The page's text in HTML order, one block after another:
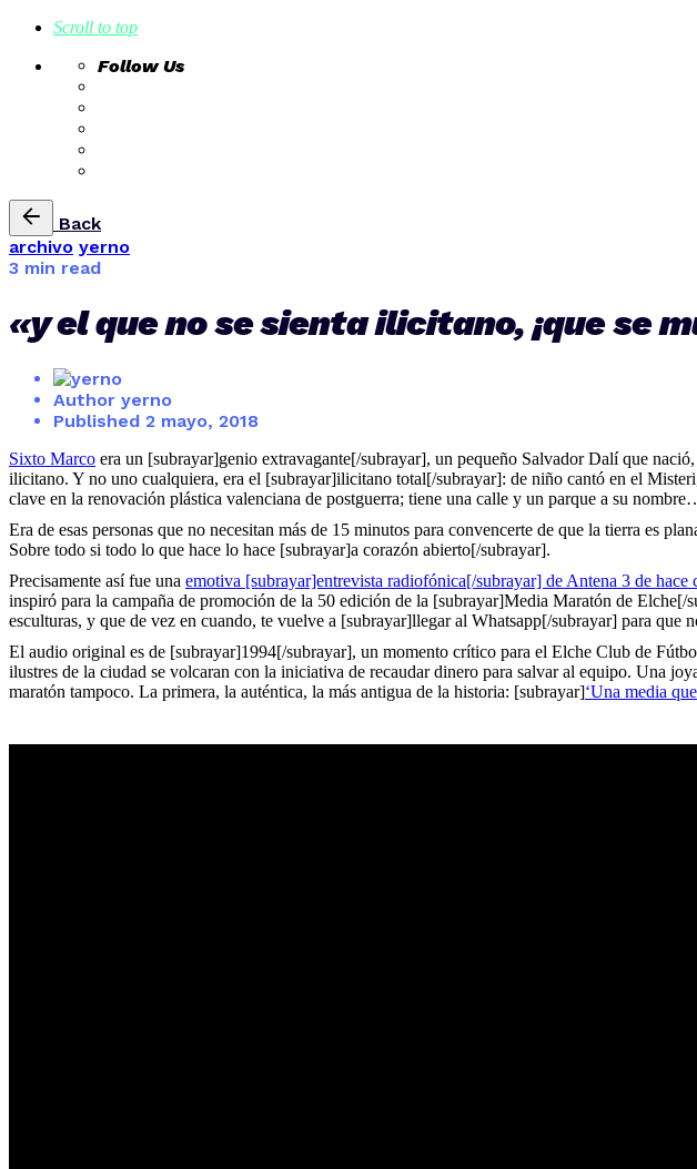
Scroll to top
Follow Us
Skip
content
Back
archivo yerno
3 min read
«y el que no se sienta ilicitano, ¡que se
Author yerno
Published 2 mayo, 2018
Sixto Marco era un [subrayar]genio extravagante[/subrayar], un pequeño Salvador Dalí que
ilicitano. Y no uno cualquiera, era el [subrayar]ilicitano total[/subrayar]: de niño cantó en el
clave en la renovación plástica valenciana de postguerra; tiene una calle y un parque a su
Era de esas personas que no necesitan más de 15 minutos para convencerte de que la tierra es
Sobre todo si todo lo que hace lo hace [subrayar]a corazón abierto[/subrayar].
Precisamente así fue una emotiva [subrayar]entrevista radiofónica[/subrayar] de Antena 3 de hace
inspiró para la campaña de promoción de la 50 edición de la [subrayar]Media Maratón de Elche[/
esculturas, y que de vez en cuando, te vuelve a [subrayar]llegar al Whatsapp[/subrayar] para que
El audio original es de [subrayar]1994[/subrayar], un momento crítico para el Elche Club de
ilustres de la ciudad se volcaran con la iniciativa de recaudar dinero para salvar al equipo. Una
maratón tampoco. La primera, la auténtica, la más antigua de la historia: [subrayar]‘Una media